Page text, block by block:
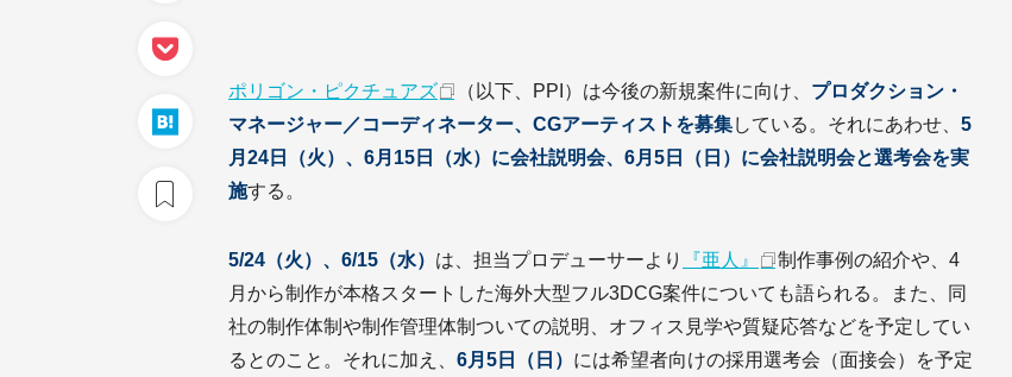
ポリゴン・ピクチュアズ （以下、PPI）は今後の新規案件に向け、 プロダクション・
マネージャー／コーディネーター、CGアーティストを募集している。それにあわせ、 5
月24日（火）、6月15日（水）に会社説明会、6月5日（日）に会社説明会と選考会を実
施する。
5/24（火）、6/15（水） は、担当プロデューサーより 『亜人』
制作事例の紹介や、4
月から制作が本格スタートした海外大型フル3DCG案件についても語られる。また、同
社の制作体制や制作管理体制ついての説明、オフィス見学や質疑応答などを予定してい
るとのこと。それに加え、 6月5日（日） には希望者向けの採用選考会（面接会）を予定